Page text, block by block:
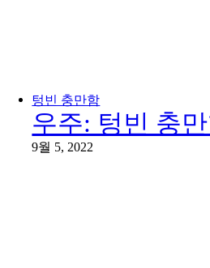
텅빈 충만함
우주: 텅빈 충
9월 5, 2022